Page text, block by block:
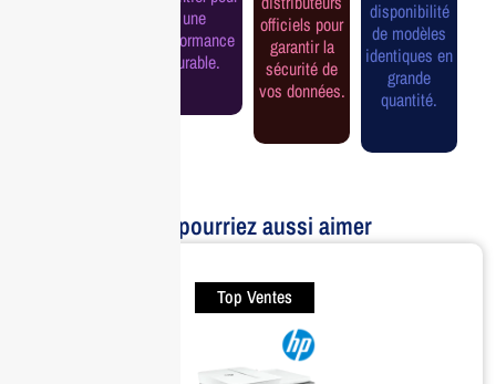
une
performance
durable.
officiels pour
garantir la
sécurité de
vos données.
disponibilité
de modèles
identiques en
grande
quantité.
Vous pourriez aussi aimer
Top Ventes